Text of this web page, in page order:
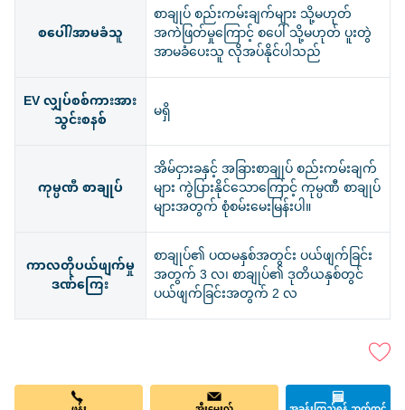
စပေါ်/အာမခံသူ
စာချုပ် စည်းကမ်းချက်များ သို့မဟုတ်
အကဲဖြတ်မှုကြောင့် စပေါ် သို့မဟုတ် ပူးတွဲ
အာမခံပေးသူ လိုအပ်နိုင်ပါသည်
EV လျှပ်စစ်ကားအား
သွင်းစနစ် မရှိ
ကုမ္ပဏီ စာချုပ်
အိမ်ငှားခနှင့် အခြားစာချုပ် စည်းကမ်းချက်
များ ကွဲပြားနိုင်သောကြောင့် ကုမ္ပဏီ စာချုပ်
များအတွက် စုံစမ်းမေးမြန်းပါ။
ကာလတိုပယ်ဖျက်မှု
ဒဏ်ကြေး
စာချုပ်၏ ပထမနှစ်အတွင်း ပယ်ဖျက်ခြင်း
အတွက် 3 လ၊ စာချုပ်၏ ဒုတိယနှစ်တွင်
ပယ်ဖျက်ခြင်းအတွက် 2 လ